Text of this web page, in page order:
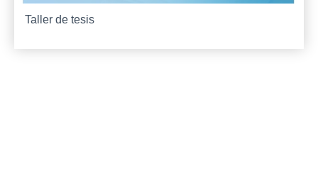
Taller de tesis